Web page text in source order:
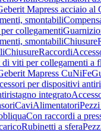
Mapress acciaio al
smontabili
collegamenti
smontabiliChiusure
ChiusureRaccordi
viti per collegamenti a
Mapress CuNiFe
per dispositivi
integrato
CaviAlimentatori
Con raccordi a
Rubinetti a sfera